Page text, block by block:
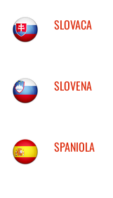
SLOVACA
SLOVENA
SPANIOLA